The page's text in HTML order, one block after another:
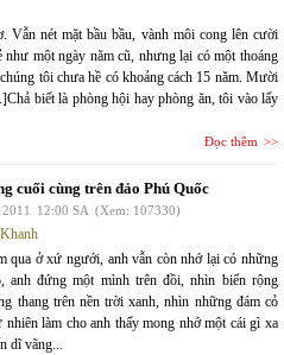
Vẫn nét mặt bầu bầu, vành môi cong lên cười
một ngày năm cũ, nhưng lại có một thoáng
tôi chưa hề có khoảng cách 15 năm. Mười
biết là phòng hội hay phòng ăn, tôi vào lấy
Đọc thêm
cuối cùng trên đảo Phú Quốc
12:00 SA (Xem: 107330)
qua ở xứ ngưới, anh vẫn còn nhớ lại có những
anh đứng một mình trên đồi, nhìn biển rộng
thang trên nền trời xanh, nhìn những đám cỏ
làm cho anh thấy mong nhớ một cái gì xa
dĩ vãng...